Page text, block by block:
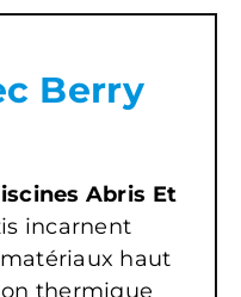
Berry
Abris Et
incarnent
haut
thermique